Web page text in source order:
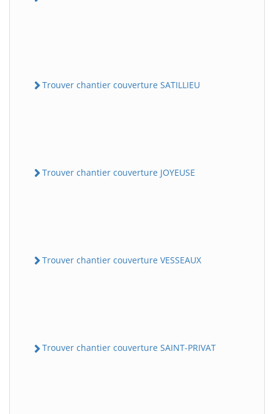
Trouver chantier couverture SATILLIEU
Trouver chantier couverture JOYEUSE
Trouver chantier couverture VESSEAUX
Trouver chantier couverture SAINT-PRIVAT